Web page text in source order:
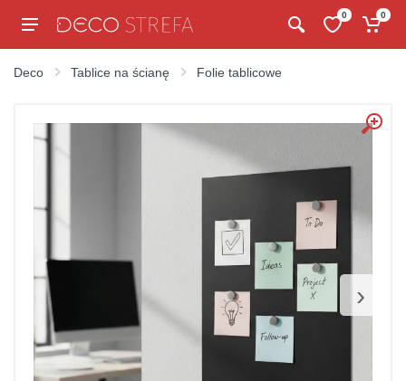
0 0
Deco Tablice na ścianę Folie tablicowe
›